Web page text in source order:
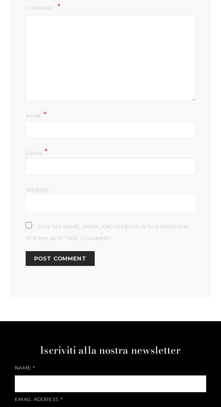
COMMENT
NAME*
EMAIL *
WEBSITE
SAVE MY NAME, EMAIL, AND WEBSITE IN THIS BROWSER
FOR THE NEXT TIME I COMMENT.
Iscriviti alla nostra newsletter
NAME*
EMAIL ADDRESS *